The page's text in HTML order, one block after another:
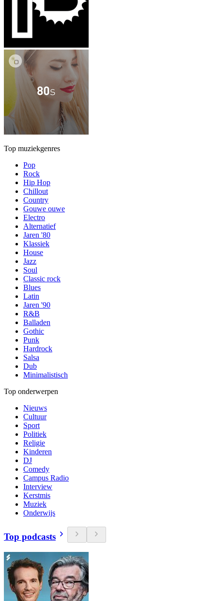
Top muziekgenres
Pop
Rock
Hip Hop
Chillout
Country
Gouwe ouwe
Electro
Alternatief
Jaren '80
Klassiek
House
Jazz
Soul
Classic rock
Blues
Latin
Jaren '90
R&B
Balladen
Gothic
Punk
Hardrock
Salsa
Dub
Minimalistisch
Top onderwerpen
Nieuws
Cultuur
Sport
Politiek
Religie
Kinderen
DJ
Comedy
Campus Radio
Interview
Kerstmis
Muziek
Onderwijs
Top podcasts